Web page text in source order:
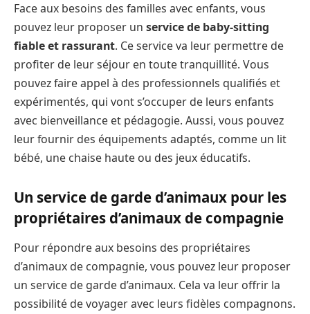
Face aux besoins des familles avec enfants, vous
pouvez leur proposer un service de baby-sitting
fiable et rassurant. Ce service va leur permettre de
profiter de leur séjour en toute tranquillité. Vous
pouvez faire appel à des professionnels qualifiés et
expérimentés, qui vont s’occuper de leurs enfants
avec bienveillance et pédagogie. Aussi, vous pouvez
leur fournir des équipements adaptés, comme un lit
bébé, une chaise haute ou des jeux éducatifs.
Un service de garde d’animaux pour les
propriétaires d’animaux de compagnie
Pour répondre aux besoins des propriétaires
d’animaux de compagnie, vous pouvez leur proposer
un service de garde d’animaux. Cela va leur offrir la
possibilité de voyager avec leurs fidèles compagnons.